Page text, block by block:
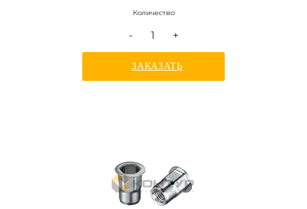
Количество
- +
ЗАКАЗАТЬ